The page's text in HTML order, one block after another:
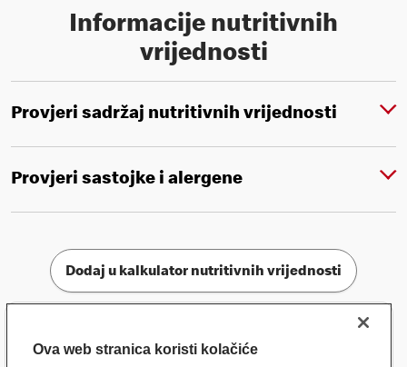
Informacije nutritivnih
vrijednosti
Provjeri sadržaj nutritivnih vrijednosti
Provjeri sastojke i alergene
Dodaj u kalkulator nutritivnih vrijednosti
Ova web stranica koristi kolačiće